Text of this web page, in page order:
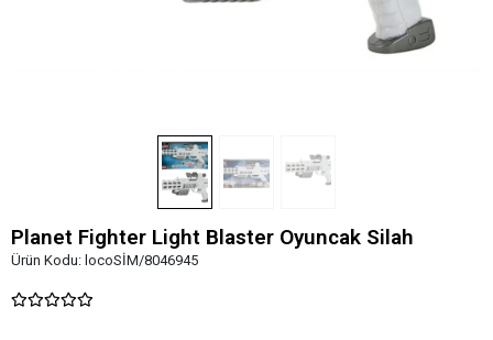
Planet Fighter Light Blaster Oyuncak Silah
Ürün Kodu: locoSİM/8046945